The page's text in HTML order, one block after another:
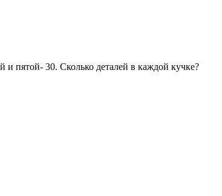
и пятой- 30. Сколько деталей в каждой кучке?